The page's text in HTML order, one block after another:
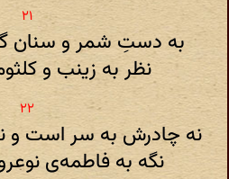
به دستِ شمر و سنان
نظر به زینب و
نه چادرش به سر است و
نگه به فاطمه‌ی